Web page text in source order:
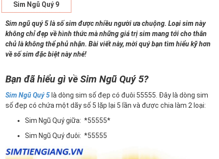
Sim Ngũ Quý 9
Sim ngũ quý 5 là số sim được nhiều người ưa chuộng. Loại sim này
không chỉ đẹp về hình thức mà những giá trị sim mang tới cho thân
chủ là không thể phủ nhận. Bài viết này, mời quý bạn tìm hiểu kỹ hơn
về số sim đặc biệt này nhé!
Bạn đã hiểu gì về Sim Ngũ Quý 5?
Sim Ngũ Quý 5 là dòng sim số đẹp có đuôi 55555. Đây là dòng sim
số đẹp có chứa một dãy số 5 lặp lại 5 lần và được chia làm 2 loại:
Sim Ngũ Quý giữa: *55555*
Sim Ngũ Quý đuôi: *55555